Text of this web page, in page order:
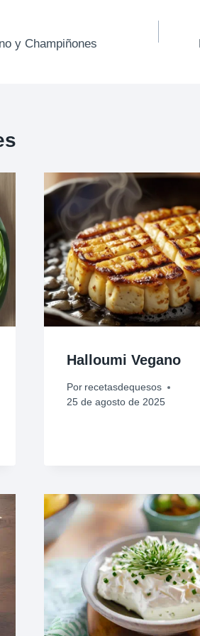
y Champiñones
Halloumi Vegano
Por recetasdequesos
25 de agosto de 2025